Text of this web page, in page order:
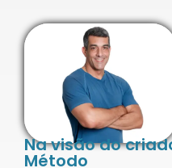
Na visão do
Método